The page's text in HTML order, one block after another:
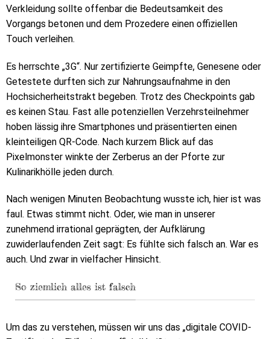
Verkleidung sollte offenbar die Bedeutsamkeit des
Vorgangs betonen und dem Prozedere einen offiziellen
Touch verleihen.
Es herrschte „3G“. Nur zertifizierte Geimpfte, Genesene oder
Getestete durften sich zur Nahrungsaufnahme in den
Hochsicherheitstrakt begeben. Trotz des Checkpoints gab
es keinen Stau. Fast alle potenziellen Verzehrsteilnehmer
hoben lässig ihre Smartphones und präsentierten einen
kleinteiligen QR-Code. Nach kurzem Blick auf das
Pixelmonster winkte der Zerberus an der Pforte zur
Kulinarikhölle jeden durch.
Nach wenigen Minuten Beobachtung wusste ich, hier ist was
faul. Etwas stimmt nicht. Oder, wie man in unserer
zunehmend irrational geprägten, der Aufklärung
zuwiderlaufenden Zeit sagt: Es fühlte sich falsch an. War es
auch. Und zwar in vielfacher Hinsicht.
So ziemlich alles ist falsch
Um das zu verstehen, müssen wir uns das „digitale COVID-